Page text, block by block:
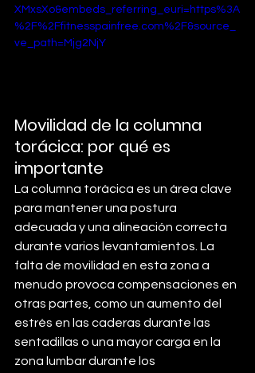
XMxsXo&embeds_referring_euri=https%3A
%2F%2Ffitnesspainfree.com%2F&source_
ve_path=Mjg2NjY
Movilidad de la columna
torácica: por qué es
importante
La columna torácica es un área clave
para mantener una postura
adecuada y una alineación correcta
durante varios levantamientos. La
falta de movilidad en esta zona a
menudo provoca compensaciones en
otras partes, como un aumento del
estrés en las caderas durante las
sentadillas o una mayor carga en la
zona lumbar durante los